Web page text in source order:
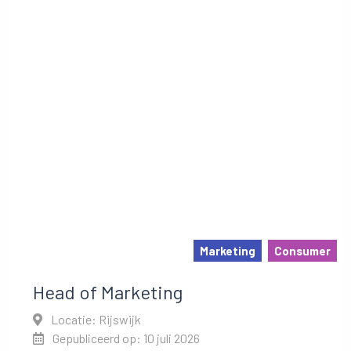
Marketing Consumer
Head of Marketing
Locatie: Rijswijk
Gepubliceerd op: 10 juli 2026